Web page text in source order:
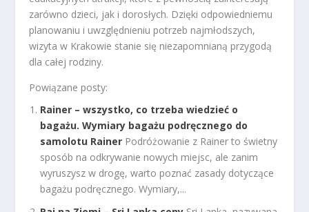
zarówno dzieci, jak i dorosłych. Dzięki odpowiedniemu
planowaniu i uwzględnieniu potrzeb najmłodszych,
wizyta w Krakowie stanie się niezapomnianą przygodą
dla całej rodziny.
Powiązane posty:
Rainer – wszystko, co trzeba wiedzieć o
bagażu. Wymiary bagażu podręcznego do
samolotu Rainer Podróżowanie z Rainer to świetny
sposób na odkrywanie nowych miejsc, ale zanim
wyruszysz w drogę, warto poznać zasady dotyczące
bagażu podręcznego. Wymiary,...